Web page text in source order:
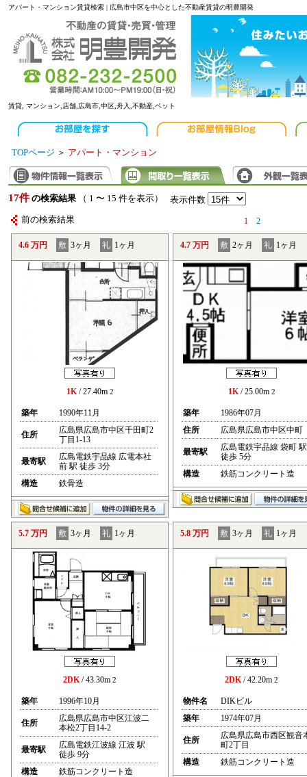
アパート・マンション賃貸検索 | 広島市中区を中心とした不動産賃貸の明豊開発
賃貸, マンション,店舗,広島市,中区,舟入,不動産,ペット
TOPページ ＞ アパート・マンション
17件 の検索結果 （ 1 〜 15 件を表示） 表示件数
前の検索結果 1 2
4.6 万円 敷 3ヶ月 礼 1ヶ月
1K/ 27.40m 2
築年 1990年11月
住所
広島県広島市中区千田町2
丁目1-13
最寄駅
広島電鉄宇品線 広電本社
前 駅 徒歩 3分
構造
鉄骨造
4.7 万円 敷 2ヶ月 礼 1ヶ月
1K/ 25.00m 2
築年
1986年07月
住所
広島県広島市中区中町
最寄駅
広島電鉄宇品線 袋町 駅
徒歩 5分
構造
鉄筋コンクリート造
5.7 万円 敷 3ヶ月 礼 1ヶ月
2DK/ 43.30m 2
築年 1996年10月
住所
広島県広島市中区江波二
本松2丁目14-2
最寄駅
広島電鉄江波線 江波 駅
徒歩 9分
構造
鉄筋コンクリート造
5.8 万円 敷 3ヶ月 礼 1ヶ月
2DK/ 42.20m 2
物件名
DIKビル
築年
1974年07月
住所
広島県広島市西区観音
町2丁目
構造
鉄筋コンクリート造